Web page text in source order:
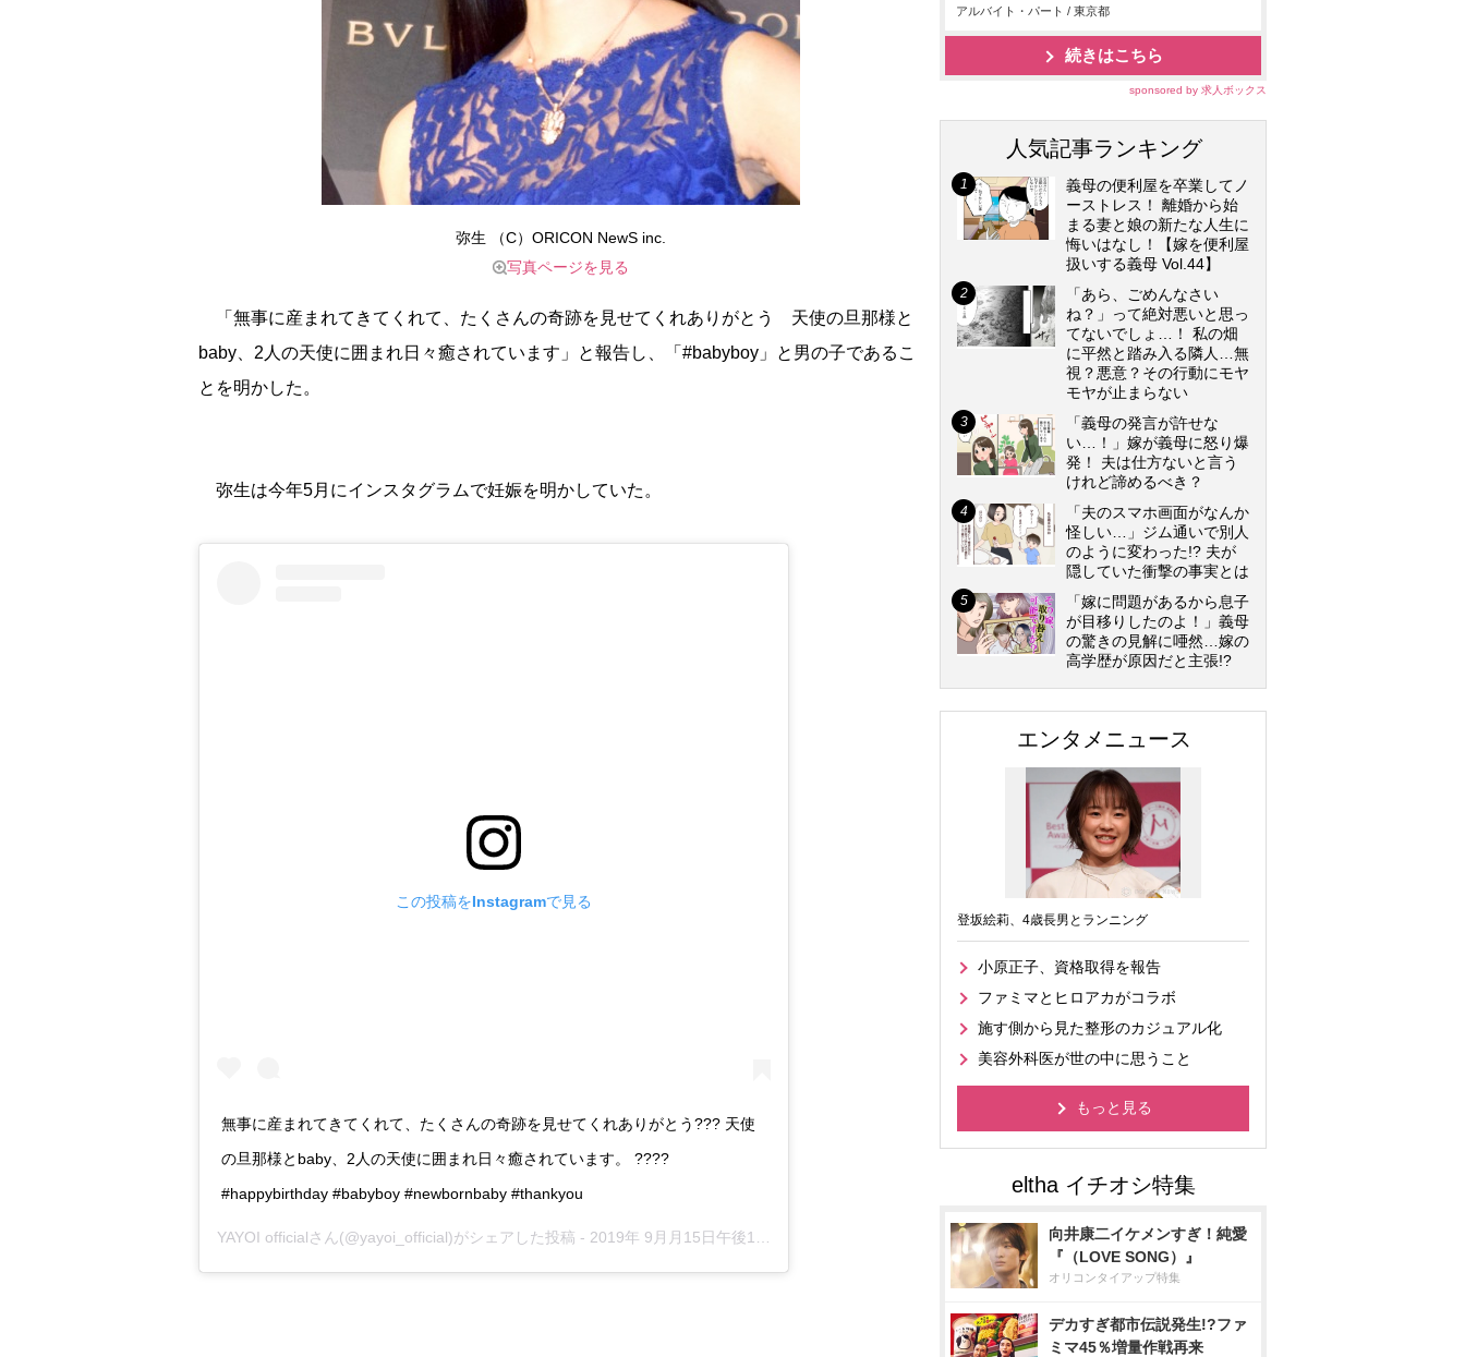
弥生 （C）ORICON NewS inc.
写真ページを見る
「無事に産まれてきてくれて、たくさんの奇跡を見せてくれありがとう 天使の旦那様と
baby、2人の天使に囲まれ日々癒されています」と報告し、「#babyboy」と男の子であるこ
とを明かした。
弥生は今年5月にインスタグラムで妊娠を明かしていた。
この投稿をInstagramで見る
無事に産まれてきてくれて、たくさんの奇跡を見せてくれありがとう??? 天使
の旦那様とbaby、2人の天使に囲まれ日々癒されています。 ????
#happybirthday #babyboy #newbornbaby #thankyou
YAYOI officialさん(@yayoi_official)がシェアした投稿 - 2019年 9月月15日午後1時36分PDT
アルバイト・パート / 東京都
続きはこちら
sponsored by 求人ボックス
人気記事ランキング
義母の便利屋を卒業してノ
ーストレス！ 離婚から始
まる妻と娘の新たな人生に
悔いはなし！【嫁を便利屋
扱いする義母 Vol.44】
「あら、ごめんなさい
ね？」って絶対悪いと思っ
てないでしょ…！ 私の畑
に平然と踏み入る隣人…無
視？悪意？その行動にモヤ
モヤが止まらない
「義母の発言が許せな
い…！」嫁が義母に怒り爆
発！ 夫は仕方ないと言う
けれど諦めるべき？
「夫のスマホ画面がなんか
怪しい…」ジム通いで別人
のように変わった!? 夫が
隠していた衝撃の事実とは
「嫁に問題があるから息子
が目移りしたのよ！」義母
の驚きの見解に唖然…嫁の
高学歴が原因だと主張!?
エンタメニュース
登坂絵莉、4歳長男とランニング
小原正子、資格取得を報告
ファミマとヒロアカがコラボ
施す側から見た整形のカジュアル化
美容外科医が世の中に思うこと
もっと見る
向井康二イケメンすぎ！純愛
『（LOVE SONG）』
オリコンタイアップ特集
デカすぎ都市伝説発生!?ファ
ミマ45％増量作戦再来